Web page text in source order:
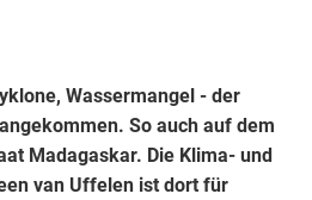
Wassermangel - der
So auch auf dem
Madagaskar. Die Klima- und
van Uffelen ist dort für